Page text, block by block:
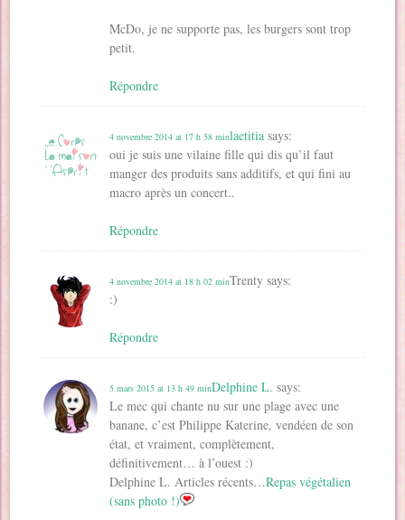
McDo, je ne supporte pas, les burgers sont trop
petit.
Répondre
laetitia says:
4 novembre 2014 at 17 h 58 min
oui je suis une vilaine fille qui dis qu’il faut
manger des produits sans additifs, et qui fini au
macro après un concert..
Répondre
Trenty says:
4 novembre 2014 at 18 h 02 min
:)
Répondre
Delphine L. says:
5 mars 2015 at 13 h 49 min
Le mec qui chante nu sur une plage avec une
banane, c’est Philippe Katerine, vendéen de son
état, et vraiment, complètement,
définitivement… à l’ouest :)
Delphine L. Articles récents…Repas végétalien
(sans photo !)